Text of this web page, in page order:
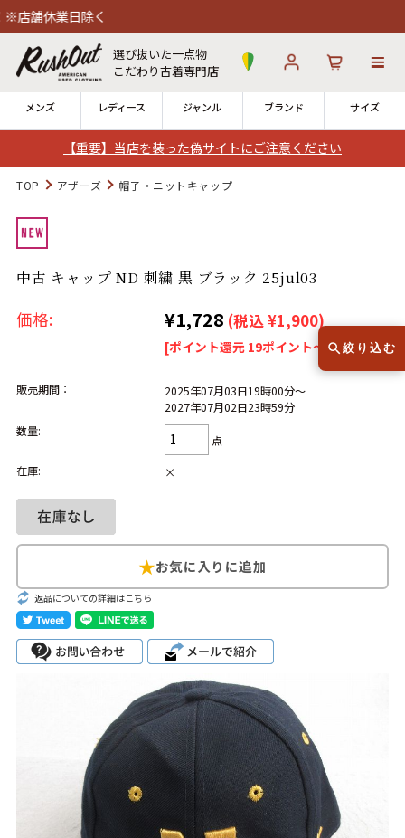
【重要】当店を装った偽サイトにご注意ください
業日除く
選び抜いた一点物
こだわり古着専門店
メンズ レディース ジャンル ブランド サイズ
ログイン
全国7店舗・公式通販の比較
※対応不可：日祝、長期休暇、セール
Search by Hotword 今週のHOTワード（7/29〜8/4）
5 ラルフローレン
Search by Brandブランドから探す
ラルフ ローレン
イス
パタゴニア
カーハート ディッキーズ
アディダス ナイキ
リーバイス ラッセル・アスレ
チック
TOP アザーズ 帽子・ニットキャップ
中古 キャップ ND 刺繍 黒 ブラック 25jul03
価格: ¥1,728 (税込 ¥1,900)
[ポイント還元 19ポイント～]
販売期間：
2025年07月03日19時00分～
2027年07月02日23時59分
数量:
点
在庫:
×
返品についての詳細はこちら
絞り込む